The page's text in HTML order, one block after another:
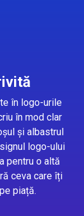
în logo-urile
în mod clar
și albastrul
logo-ului
pentru o altă
ceva care îți
piață.